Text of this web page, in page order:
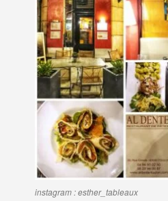
instagram : esther_tableaux